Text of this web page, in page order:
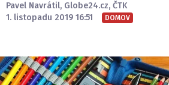
Pavel Navrátil, Globe24.cz, ČTK
1. listopadu 2019 16:51
DOMOV